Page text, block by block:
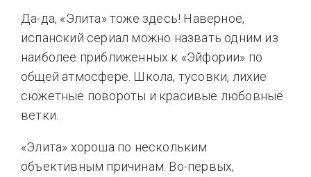
Да-да, «Элита» тоже здесь! Наверное,
испанский сериал можно назвать одним из
наиболее приближенных к «Эйфории» по
общей атмосфере. Школа, тусовки, лихие
сюжетные повороты и красивые любовные
ветки.
«Элита» хороша по нескольким
объективным причинам. Во-первых,